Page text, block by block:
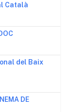
Català
del Baix
DE